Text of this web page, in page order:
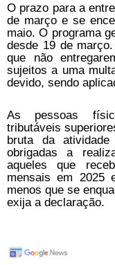
O prazo para a
de março e se
maio. O programa
desde 19 de
que não
sujeitos a uma
devido, sendo
As pessoas
tributáveis
bruta da
obrigadas a
aqueles que
mensais em 2025
menos que se
exija a declaração.